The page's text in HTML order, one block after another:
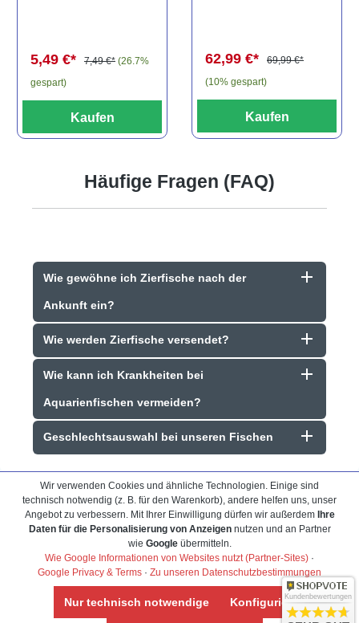
5,49 €* 7,49 €* (26.7%
gespart)
Kaufen
62,99 €*
69,99 €*
(10% gespart)
Kaufen
Häufige Fragen (FAQ)
Wie gewöhne ich Zierfische nach der
Ankunft ein?
Wie werden Zierfische versendet?
Wie kann ich Krankheiten bei
Aquarienfischen vermeiden?
Geschlechtsauswahl bei unseren Fischen
Auswahl
Frank Hackmayer ★★★★
Warenanlieferung Top und die
Auswahl plus gesundheitliches
Wir verwenden Cookies und ähnliche Technologien. Einige sind
technisch notwendig (z. B. für den Warenkorb), andere helfen uns, unser
Angebot zu verbessern. Mit Ihrer Einwilligung dürfen wir außerdem Ihre
Daten für die Personalisierung von Anzeigennutzen und an Partner
wie Googleübermitteln.
Wie Google Informationen von Websites nutzt (Partner-Sites) ·
Google Privacy & Terms · Zu unseren Datenschutzbestimmungen
Nur technisch notwendige KonfigurierenKundenbewertungen